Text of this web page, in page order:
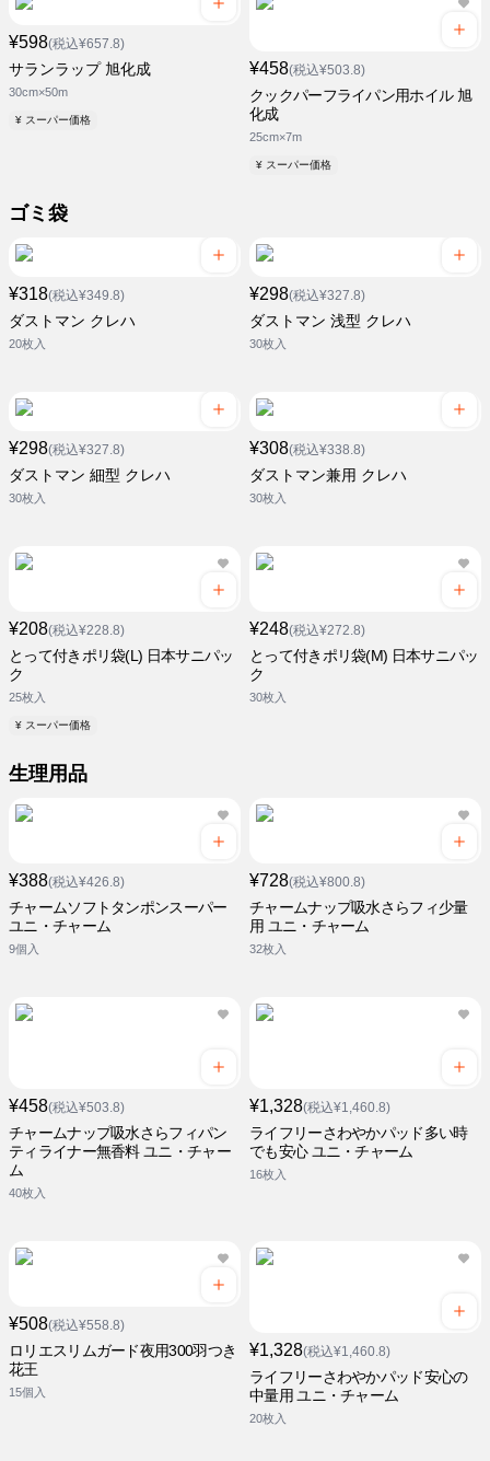
¥598(税込¥657.8)
サランラップ 旭化成
30cm×50m
¥ スーパー価格
¥458(税込¥503.8)
クックパーフライパン用ホイル 旭
化成
25cm×7m
¥ スーパー価格
ゴミ袋
¥318(税込¥349.8)
ダストマン クレハ
20枚入
¥298(税込¥327.8)
ダストマン 浅型 クレハ
30枚入
¥298(税込¥327.8)
ダストマン 細型 クレハ
30枚入
¥308(税込¥338.8)
ダストマン兼用 クレハ
30枚入
¥208(税込¥228.8)
とって付きポリ袋(L) 日本サニパッ
ク
25枚入
¥ スーパー価格
¥248(税込¥272.8)
とって付きポリ袋(M) 日本サニパッ
ク
30枚入
生理用品
¥388(税込¥426.8)
チャームソフトタンポンスーパー
ユニ・チャーム
9個入
¥728(税込¥800.8)
チャームナップ吸水さらフィ少量
用 ユニ・チャーム
32枚入
¥458(税込¥503.8)
チャームナップ吸水さらフィパン
ティライナー無香料 ユニ・チャー
ム
40枚入
¥1,328(税込¥1,460.8)
ライフリーさわやかパッド多い時
でも安心 ユニ・チャーム
16枚入
¥508(税込¥558.8)
ロリエスリムガード夜用300羽つき
花王
15個入
¥1,328(税込¥1,460.8)
ライフリーさわやかパッド安心の
中量用 ユニ・チャーム
20枚入